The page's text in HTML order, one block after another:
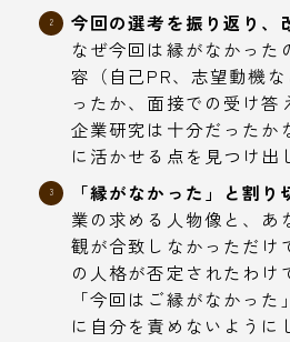
今回の選考を振り返り、
なぜ今回は縁がなかった
容（自己PR、志望動機
ったか、面接での受け答
企業研究は十分だったか
に活かせる点を見つけ出
「縁がなかった」と割
業の求める人物像と、あ
観が合致しなかっただけ
の人格が否定されたわけ
「今回はご縁がなかっ
に自分を責めないように